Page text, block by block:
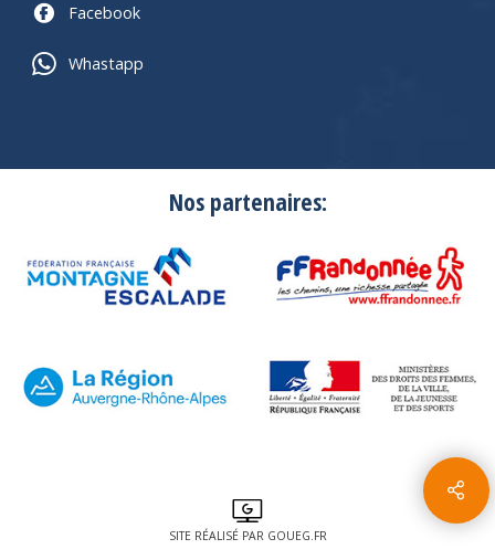
Facebook
Whastapp
Nos partenaires:
SITE RÉALISÉ PAR GOUEG.FR